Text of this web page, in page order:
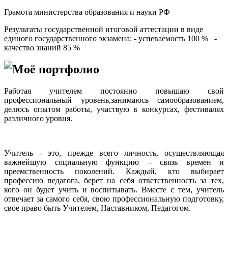
Грамота министерства образования и науки РФ
Результаты государственной итоговой аттестации в виде
единого государственного экзамена: - успеваемость 100 % -
качество знаний 85 %
Моё портфолио
Работая учителем постоянно повышаю свой
профессиональный уровень,занимаюсь самообразованием,
делюсь опытом работы, участвую в конкурсах, фестивалях
различного уровня.
Учитель - это, прежде всего личность, осуществляющая
важнейшую социальную функцию – связь времен и
преемственность поколений. Каждый, кто выбирает
профессию педагога, берет на себя ответственность за тех,
кого он будет учить и воспитывать. Вместе с тем, учитель
отвечает за самого себя, свою профессиональную подготовку,
свое право быть Учителем, Наставником, Педагогом.